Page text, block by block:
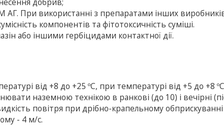
добрив;
При використанні з препаратами інших
компонентів та фітотоксичність суміші.
або іншими гербіцидами контактної дії.
від +8 до +25 ºС, при температурі від +5 до +8 ºС
наземною технікою в ранкові (до 10) і вечірні
повітря при дрібно-крапельному
- 4 м/с.